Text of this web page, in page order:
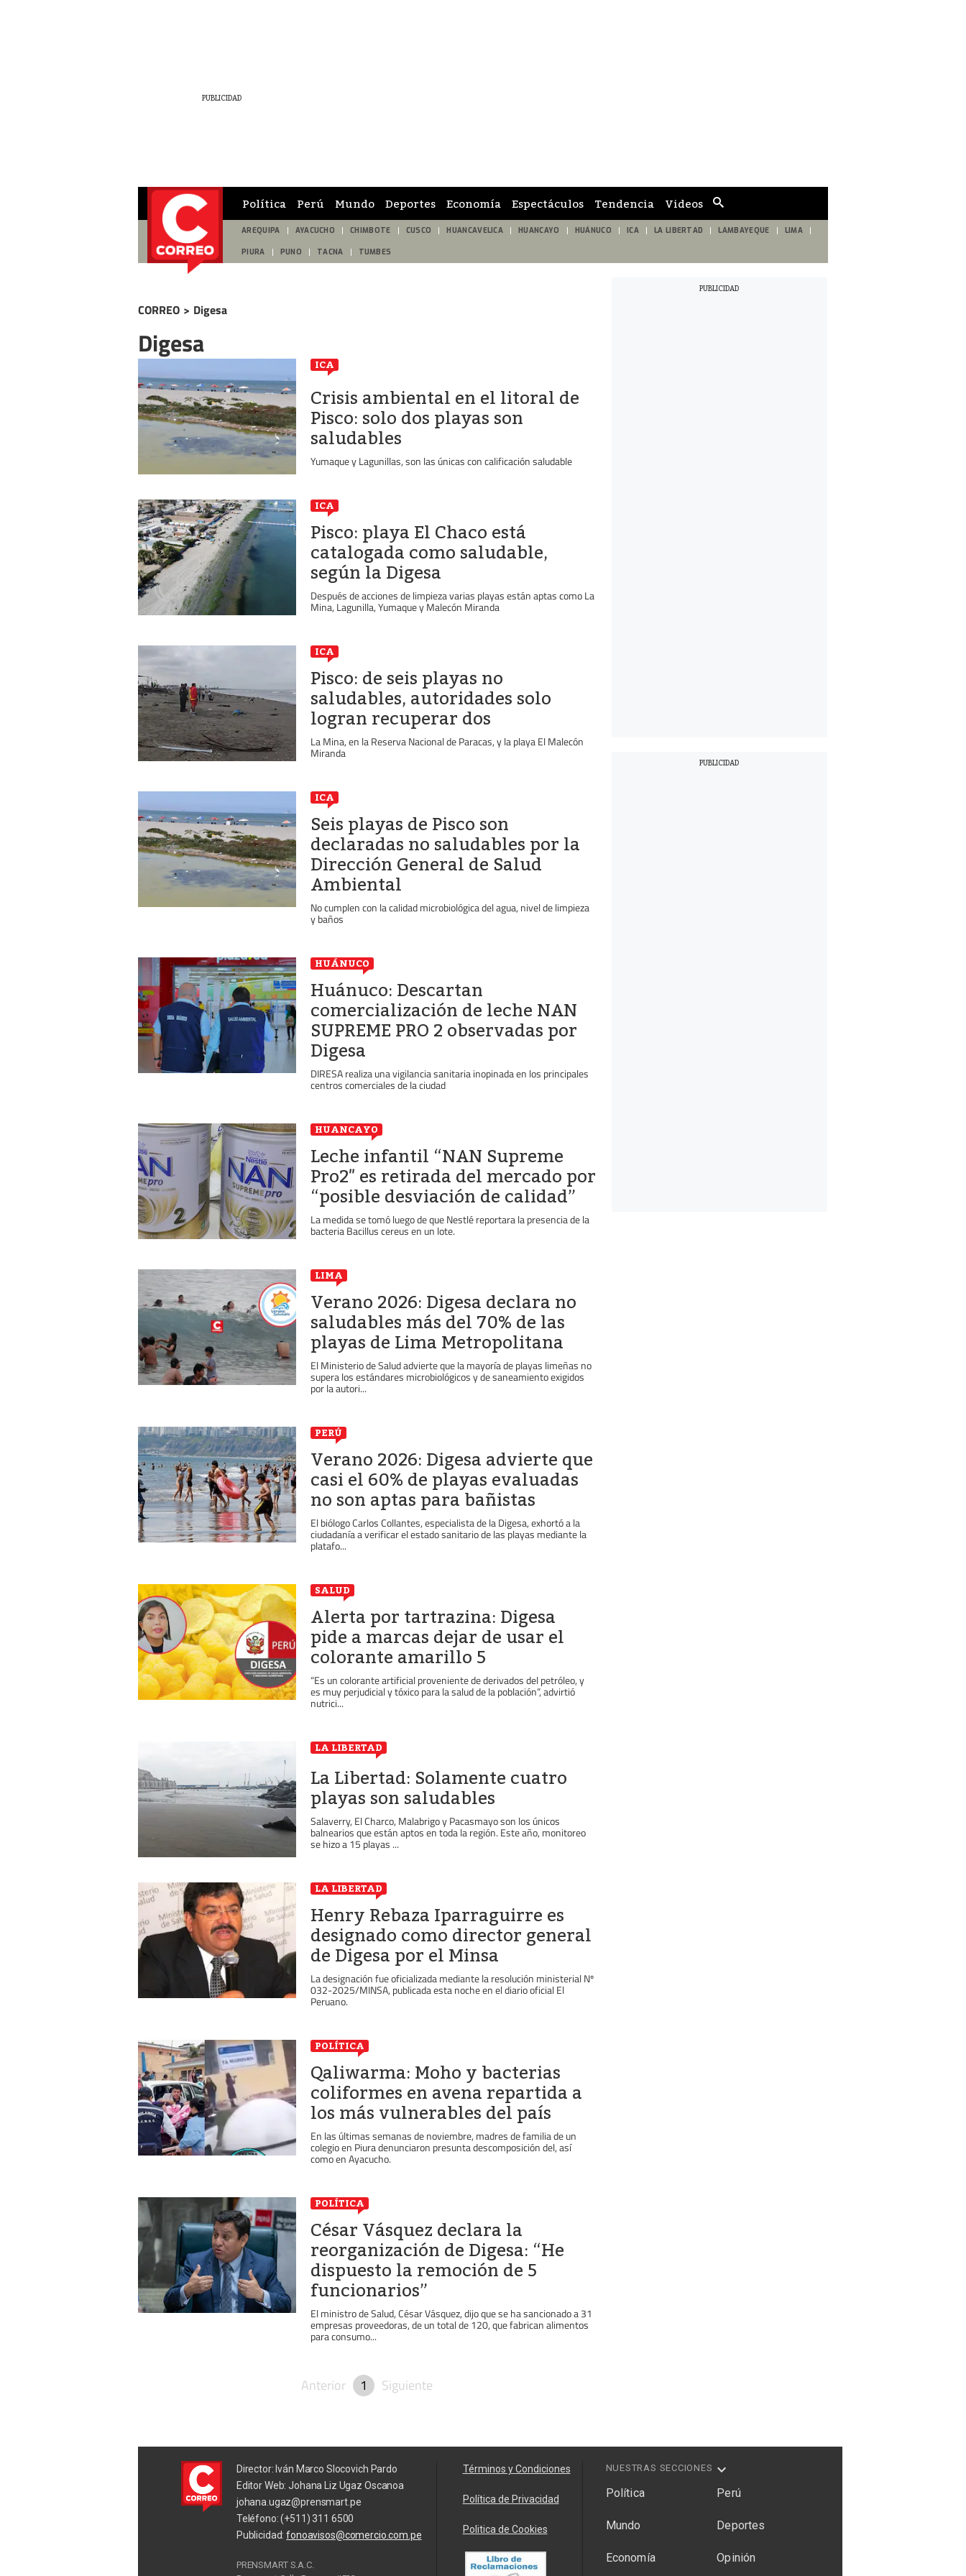
de
búsqueda
Política Perú Mundo Deportes Economía Espectáculos Tendencia Videos
AREQUIPA AYACUCHO CHIMBOTE CUSCO HUANCAVELICA HUANCAYO HUÁNUCO ICA LA LIBERTAD LAMBAYEQUE LIMA
PIURA PUNO TACNA TUMBES
CORREO > Digesa
Digesa
ICA
Crisis ambiental en el litoral de
Pisco: solo dos playas son
saludables
Yumaque y Lagunillas, son las únicas con calificación saludable
ICA
Pisco: playa El Chaco está
catalogada como saludable,
según la Digesa
Después de acciones de limpieza varias playas están aptas como La
Mina, Lagunilla, Yumaque y Malecón Miranda
ICA
Pisco: de seis playas no
saludables, autoridades solo
logran recuperar dos
La Mina, en la Reserva Nacional de Paracas, y la playa El Malecón
Miranda
ICA
Seis playas de Pisco son
declaradas no saludables por la
Dirección General de Salud
Ambiental
No cumplen con la calidad microbiológica del agua, nivel de limpieza
y baños
HUÁNUCO
Huánuco: Descartan
comercialización de leche NAN
SUPREME PRO 2 observadas por
Digesa
DIRESA realiza una vigilancia sanitaria inopinada en los principales
centros comerciales de la ciudad
HUANCAYO
Leche infantil “NAN Supreme
Pro2″ es retirada del mercado por
“posible desviación de calidad”
La medida se tomó luego de que Nestlé reportara la presencia de la
bacteria Bacillus cereus en un lote.
LIMA
Verano 2026: Digesa declara no
saludables más del 70% de las
playas de Lima Metropolitana
El Ministerio de Salud advierte que la mayoría de playas limeñas no
supera los estándares microbiológicos y de saneamiento exigidos
por la autori...
PERÚ
Verano 2026: Digesa advierte que
casi el 60% de playas evaluadas
no son aptas para bañistas
El biólogo Carlos Collantes, especialista de la Digesa, exhortó a la
ciudadanía a verificar el estado sanitario de las playas mediante la
platafo...
SALUD
Alerta por tartrazina: Digesa
pide a marcas dejar de usar el
colorante amarillo 5
“Es un colorante artificial proveniente de derivados del petróleo, y
es muy perjudicial y tóxico para la salud de la población”, advirtió
nutrici...
LA LIBERTAD
La Libertad: Solamente cuatro
playas son saludables
Salaverry, El Charco, Malabrigo y Pacasmayo son los únicos
balnearios que están aptos en toda la región. Este año, monitoreo
se hizo a 15 playas ...
LA LIBERTAD
Henry Rebaza Iparraguirre es
designado como director general
de Digesa por el Minsa
La designación fue oficializada mediante la resolución ministerial Nº
032-2025/MINSA, publicada esta noche en el diario oficial El
Peruano.
POLÍTICA
Qaliwarma: Moho y bacterias
coliformes en avena repartida a
los más vulnerables del país
En las últimas semanas de noviembre, madres de familia de un
colegio en Piura denunciaron presunta descomposición del, así
como en Ayacucho.
POLÍTICA
César Vásquez declara la
reorganización de Digesa: “He
dispuesto la remoción de 5
funcionarios”
El ministro de Salud, César Vásquez, dijo que se ha sancionado a 31
empresas proveedoras, de un total de 120, que fabrican alimentos
para consumo...
Anterior 1 Siguiente
Director: Iván Marco Slocovich Pardo
Editor Web: Johana Liz Ugaz Oscanoa
johana.ugaz@prensmart.pe
Teléfono: (+511) 311 6500
Publicidad:fonoavisos@comercio.com.pe
PRENSMART S.A.C.
Términos y Condiciones
Política de Privacidad
Politica de Cookies
NUESTRAS SECCIONES
Política Perú
Mundo Deportes
Economía Opinión